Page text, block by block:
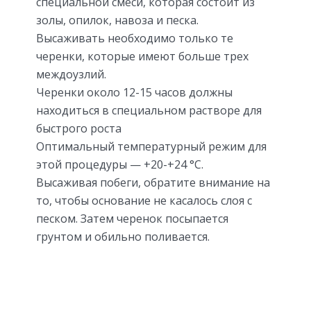
золы, опилок, навоза и песка.
Высаживать необходимо только те
черенки, которые имеют больше трех
междоузлий.
Черенки около 12-15 часов должны
находиться в специальном растворе для
быстрого роста
Оптимальный температурный режим для
этой процедуры — +20-+24 °C.
Высаживая побеги, обратите внимание на
то, чтобы основание не касалось слоя с
песком. Затем черенок посыпается
грунтом и обильно поливается.